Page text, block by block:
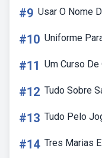
#9 Usar O Nome
#10 Uniforme
#11 Um Curso De
#12 Tudo Sobre
#13 Tudo Pelo
#14 Tres Marias